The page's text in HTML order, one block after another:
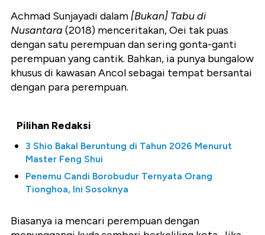
Achmad Sunjayadi dalam[Bukan] Tabu di
Nusantara (2018) menceritakan, Oei tak puas
dengan satu perempuan dan sering gonta-ganti
perempuan yang cantik. Bahkan, ia punya bungalow
khusus di kawasan Ancol sebagai tempat bersantai
dengan para perempuan.
Pilihan Redaksi
3 Shio Bakal Beruntung di Tahun 2026 Menurut
Master Feng Shui
Penemu Candi Borobudur Ternyata Orang
Tionghoa, Ini Sosoknya
Biasanya ia mencari perempuan dengan